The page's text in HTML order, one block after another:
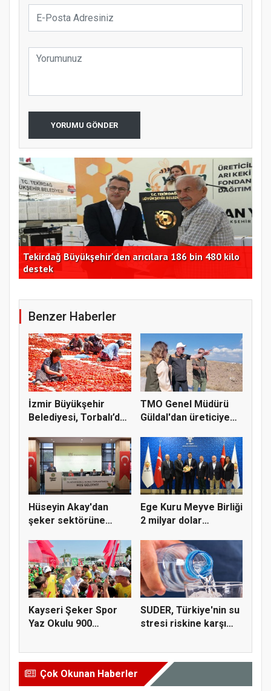
YORUMU GÖNDER
Tekirdağ Büyükşehir'den arıcılara 186 bin 480 kilo
destek
Benzer Haberler
İzmir Büyükşehir
Belediyesi, Torbalı’da
TMO Genel Müdürü
Güldal'dan üreticiye
Hüseyin Akay'dan
şeker sektörüne
Ege Kuru Meyve Birliği
2 milyar dolar
Kayseri Şeker Spor
Yaz Okulu 900
SUDER, Türkiye'nin su
stresi riskine karşı
Çok Okunan Haberler